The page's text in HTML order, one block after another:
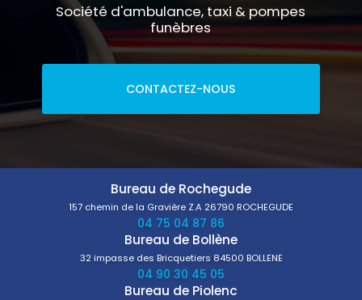
Société d'ambulance, taxi & pompes
funèbres
CONTACTEZ-NOUS
Bureau de Rochegude
157 chemin de la Gravière Z.A 26790 ROCHEGUDE
04 75 04 87 86
Bureau de Bollène
32 impasse des Bricquetiers 84500 BOLLENE
04 90 30 45 05
Bureau de Piolenc